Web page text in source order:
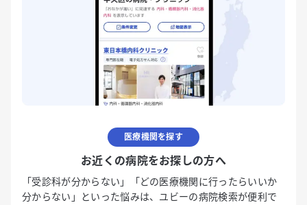
医療機関を探す
お近くの病院をお探しの方へ
「受診科が分からない」「どの医療機関に行ったらいいか
分からない」といった悩みは、ユビーの病院検索が便利で